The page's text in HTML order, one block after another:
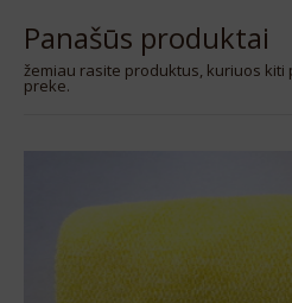
Panašūs produktai
žemiau rasite produktus, kuriuos kiti
preke.